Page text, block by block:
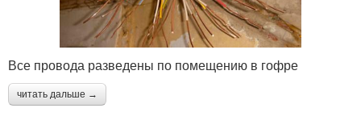
Все провода разведены по помещению в гофре
читать дальше →